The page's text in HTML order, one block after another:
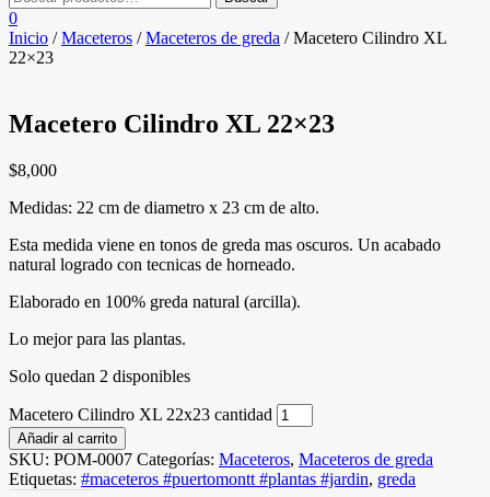
0
Inicio /Maceteros /Maceteros de greda / Macetero Cilindro XL
22×23
Macetero Cilindro XL 22×23
$8,000
Medidas: 22 cm de diametro x 23 cm de alto.
Esta medida viene en tonos de greda mas oscuros. Un acabado
natural logrado con tecnicas de horneado.
Elaborado en 100% greda natural (arcilla).
Lo mejor para las plantas.
Solo quedan 2 disponibles
Macetero Cilindro XL 22x23 cantidad
Añadir al carrito
SKU: POM-0007 Categorías: Maceteros, Maceteros de greda
Etiquetas: #maceteros #puertomontt #plantas #jardin, greda